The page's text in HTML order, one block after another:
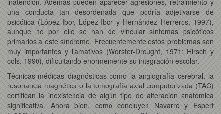
una conducta tan desordenada que podría adjetivarse de
psicótica (López-Ibor, López-Ibor y Hernández Herreros, 1997),
aunque no por ello se han de vincular síntomas psicóticos
primarios a este síndrome. Frecuentemente estos problemas son
muy importantes y llamativos (Worster-Drought, 1971; Hirsch y
cols. 1990), dificultando enormemente su integración escolar.
Técnicas médicas diagnósticas como la angiografía cerebral, la
resonancia magnética o la tomografía axial computerizada (TAC)
certifican la inexistencia de algún tipo de alteración anatómica
significativa. Ahora bien, como concluyen Navarro y Espert